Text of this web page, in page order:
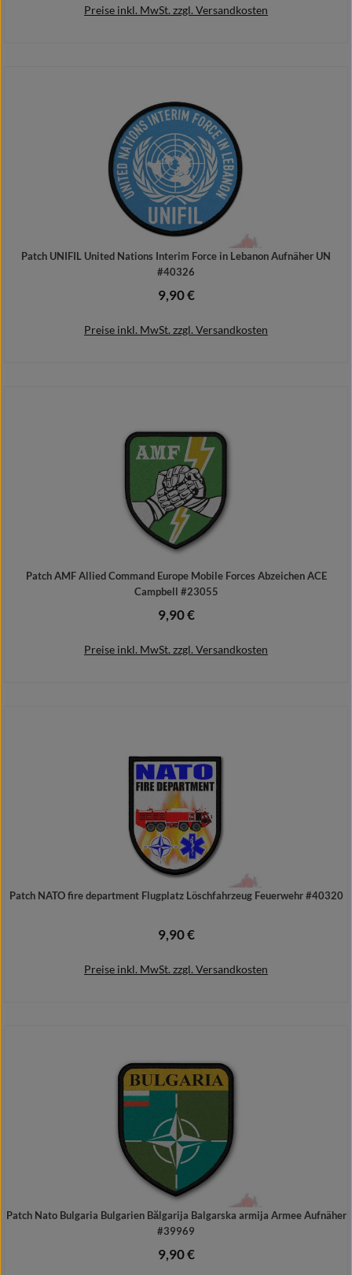
Preise inkl. MwSt. zzgl. Versandkosten
Patch UNIFIL United Nations Interim Force in Lebanon Aufnäher UN
#40326
Regulärer Preis:
9,90 €
Preise inkl. MwSt. zzgl. Versandkosten
Patch AMF Allied Command Europe Mobile Forces Abzeichen ACE
Campbell #23055
Regulärer Preis:
9,90 €
Preise inkl. MwSt. zzgl. Versandkosten
Patch NATO fire department Flugplatz Löschfahrzeug Feuerwehr #40320
Regulärer Preis:
9,90 €
Preise inkl. MwSt. zzgl. Versandkosten
Patch Nato Bulgaria Bulgarien Bălgarija Balgarska armija Armee Aufnäher
#39969
Regulärer Preis:
9,90 €